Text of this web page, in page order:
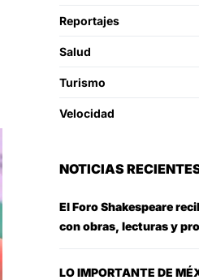
Reportajes
Salud
Turismo
Velocidad
NOTICIAS
El Foro Shakespeare
con obras, lecturas y
LO IMPORTANTE DE